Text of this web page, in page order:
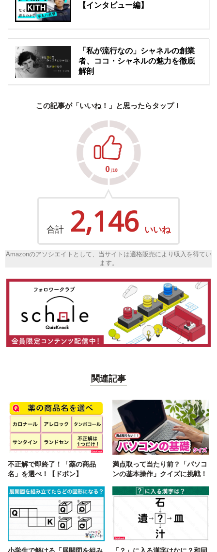
【インタビュー編】
「私が流行なの」シャネルの創業
者、ココ・シャネルの魅力を徹底
解剖
この記事が「いいね！」と思ったらタップ！
合計 2,146 いいね
Amazonのアソシエイトとして、当サイトは適格販売により収入を得てい
ます。
関連記事
不正解で即終了！「薬の商品
名」を選べ！【ドボン】
満点取って当たり前？「パソコ
ンの基本操作」クイズに挑戦！